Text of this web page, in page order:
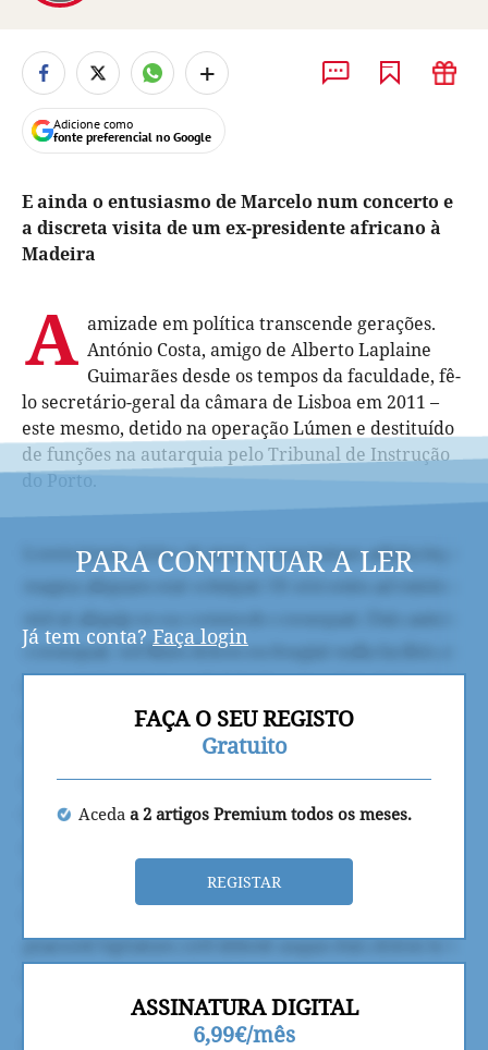
+
Adicione como
fonte preferencial no Google
E ainda o entusiasmo de Marcelo num concerto e
a discreta visita de um ex-presidente africano à
Madeira
A amizade em política transcende gerações.
António Costa, amigo de Alberto Laplaine
Guimarães desde os tempos da faculdade, fê-
lo secretário-geral da câmara de Lisboa em 2011 –
este mesmo, detido na operação Lúmen e destituído
de funções na autarquia pelo Tribunal de Instrução
do Porto.
PARA CONTINUAR A LER
Já tem conta? Faça login
FAÇA O SEU REGISTO
Gratuito
Aceda a 2 artigos Premium todos os meses.
REGISTAR
ASSINATURA DIGITAL
6,99€/mês